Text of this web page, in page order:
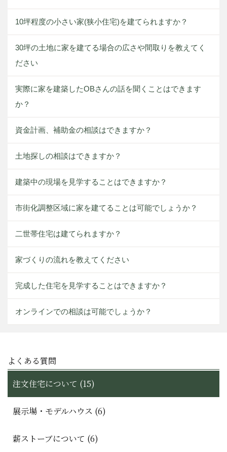
10坪程度の小さい家(狭小住宅)を建てられますか？
30坪の土地に家を建てる場合の広さや間取りを教えてく
ださい
実際に家を建築したOBさんの話を聞くことはできます
か？
資金計画、補助金の相談はできますか？
土地探しの相談はできますか？
建築中の現場を見学することはできますか？
市街化調整区域に家を建てることは可能でしょうか？
二世帯住宅は建てられますか？
家づくりの流れを教えてください
完成した住宅を見学することはできますか？
オンラインでの相談は可能でしょうか？
よくある質問
注文住宅について (15)
展示場・モデルハウス (6)
薪ストーブについて (6)